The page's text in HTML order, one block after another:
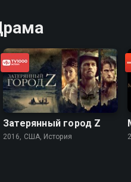
Затерянный город Z
2016, США, История